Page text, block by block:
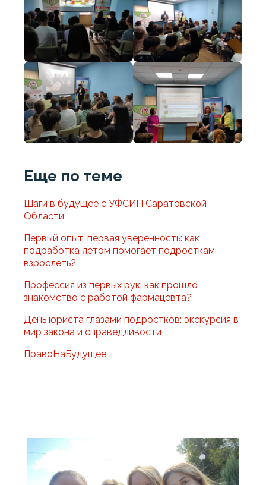
Еще по теме
Шаги в будущее с УФСИН Саратовской
Области
Первый опыт, первая уверенность: как
подработка летом помогает подросткам
взрослеть?
Профессия из первых рук: как прошло
знакомство с работой фармацевта?
День юриста глазами подростков: экскурсия в
мир закона и справедливости
ПравоНаБудущее